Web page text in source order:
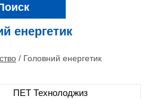
енергетик
/ Головний енергетик
ПЕТ Технолоджиз